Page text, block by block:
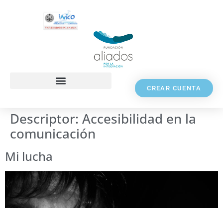
CREAR CUENTA
Descriptor: Accesibilidad en la
comunicación
Mi lucha